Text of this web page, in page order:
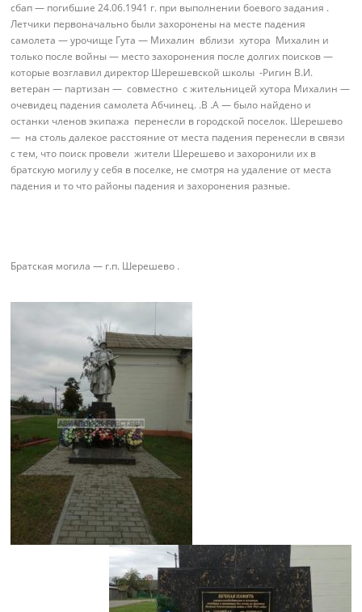
сбап — погибшие 24.06.1941 г. при выполнении боевого задания .
Летчики первоначально были захоронены на месте падения
самолета — урочище Гута — Михалин вблизи хутора Михалин и
только после войны — место захоронения после долгих поисков —
которые возглавил директор Шерешевской школы -Ригин В.И.
ветеран — партизан — совместно с жительницей хутора Михалин —
очевидец падения самолета Абчинец. .В .А — было найдено и
останки членов экипажа перенесли в городской поселок. Шерешево
— на столь далекое расстояние от места падения перенесли в связи
с тем, что поиск провели жители Шерешево и захоронили их в
братскую могилу у себя в поселке, не смотря на удаление от места
падения и то что районы падения и захоронения разные.
Братская могила — г.п. Шерешево .